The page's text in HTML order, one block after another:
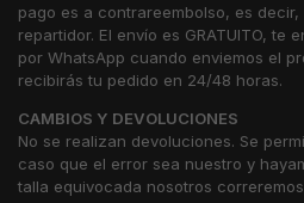
pago es a contrareembolso, es
repartidor. El envío es GRATUITO, te
por WhatsApp cuando enviemos el
recibirás tu pedido en 24/48 horas.
CAMBIOS Y DEVOLUCIONES
No se realizan devoluciones. Se
caso que el error sea nuestro y
talla equivocada nosotros